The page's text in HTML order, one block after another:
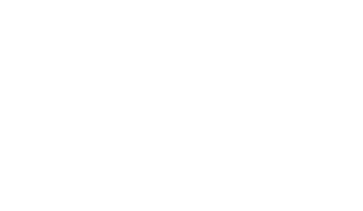
Keller & Speicherbecken